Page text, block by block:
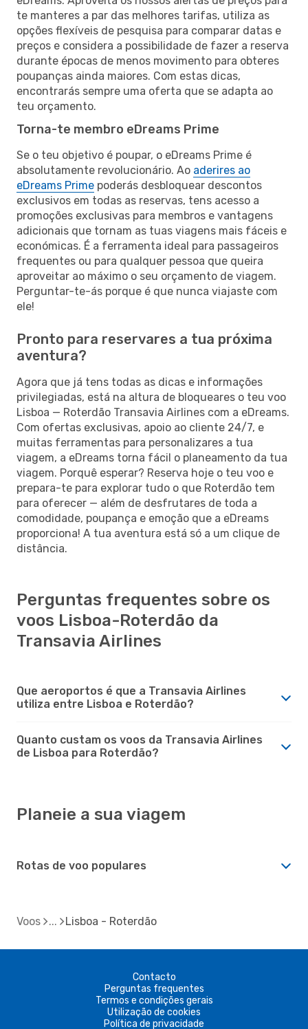
te manteres a par das melhores tarifas, utiliza as
opções flexíveis de pesquisa para comparar datas e
preços e considera a possibilidade de fazer a reserva
durante épocas de menos movimento para obteres
poupanças ainda maiores. Com estas dicas,
encontrarás sempre uma oferta que se adapta ao
teu orçamento.
Torna-te membro eDreams Prime
Se o teu objetivo é poupar, o eDreams Prime é
absolutamente revolucionário. Ao aderires ao
eDreams Prime poderás desbloquear descontos
exclusivos em todas as reservas, tens acesso a
promoções exclusivas para membros e vantagens
adicionais que tornam as tuas viagens mais fáceis e
económicas. É a ferramenta ideal para passageiros
frequentes ou para qualquer pessoa que queira
aproveitar ao máximo o seu orçamento de viagem.
Perguntar-te-ás porque é que nunca viajaste com
ele!
Pronto para reservares a tua próxima
aventura?
Agora que já tens todas as dicas e informações
privilegiadas, está na altura de bloqueares o teu voo
Lisboa — Roterdão Transavia Airlines com a eDreams.
Com ofertas exclusivas, apoio ao cliente 24/7, e
muitas ferramentas para personalizares a tua
viagem, a eDreams torna fácil o planeamento da tua
viagem. Porquê esperar? Reserva hoje o teu voo e
prepara-te para explorar tudo o que Roterdão tem
para oferecer — além de desfrutares de toda a
comodidade, poupança e emoção que a eDreams
proporciona! A tua aventura está só a um clique de
distância.
Perguntas frequentes sobre os
voos Lisboa-Roterdão da
Transavia Airlines
Que aeroportos é que a Transavia Airlines
utiliza entre Lisboa e Roterdão?
Quanto custam os voos da Transavia Airlines
de Lisboa para Roterdão?
Planeie a sua viagem
Rotas de voo populares
Voos Lisboa - Roterdão
Contacto
Perguntas frequentes
Termos e condições gerais
Utilização de cookies
Política de privacidade